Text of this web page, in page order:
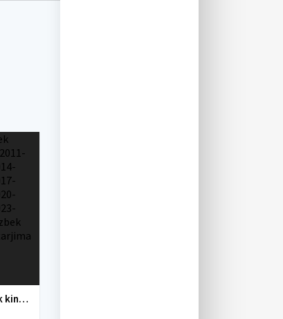
Yangi O'zbek kinolar 2010-2011-2012-2013-2014-2015-2016-2017-2018-2019-2020-2021-2022-2023-2024-2025 O'zbek tilida Uzbek tarjima Full HD